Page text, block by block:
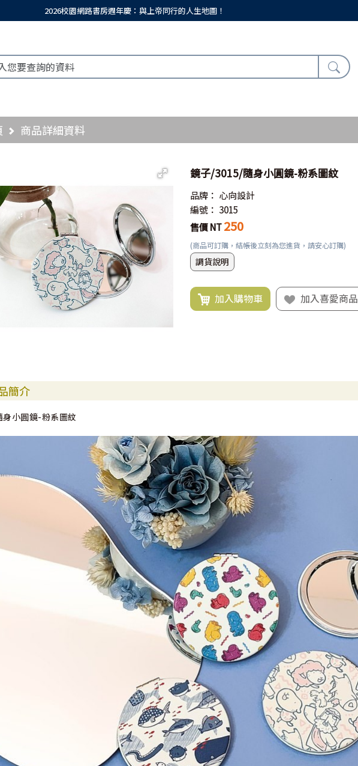
2026校園網路書房週年慶：與上帝同行的人生地圖！
商品詳細資料
鏡子/3015/隨身小圓鏡-粉系圖紋
品牌： 心向設計
編號： 3015
售價 NT250
(商品可訂購，結帳後立刻為您進貨，請安心訂購)
調貨說明
加入購物車 加入喜愛商品
簡介
身小圓鏡-粉系圖紋